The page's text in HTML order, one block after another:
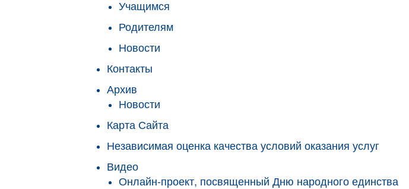
Учащимся
Родителям
Новости
Контакты
Архив
Новости
Карта Сайта
Независимая оценка качества условий оказания услуг
Видео
Онлайн-проект, посвященный Дню народного единства